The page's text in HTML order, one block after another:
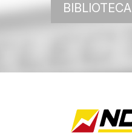
BIBLIOTECA